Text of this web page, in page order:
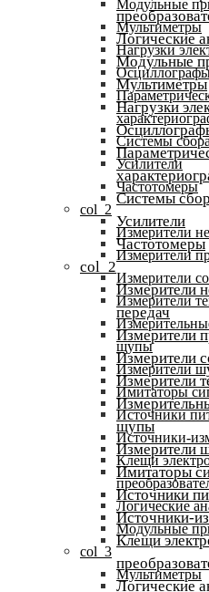
Модульные
Мультиметры
Нагрузки
Системы
Усилители
Частотомеры
col_2
Измерители
Измерители
Измерители
Измерители
щупы
Измерители
Имитаторы
Источники
Источники-
Клещи
Логические
Модульные
col_3
Мультиметры
Логические
Модульные
Мультиметры
Нагрузки
Системы
Усилители
Частотомеры
col_2
Измерители
передач
Измерители
Измерители
Измерители
щупы
Измерители
Имитаторы
Источники
Источники-
Клещи
Логические